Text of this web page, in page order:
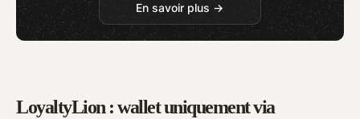
En savoir plus →
LoyaltyLion : wallet uniquement via